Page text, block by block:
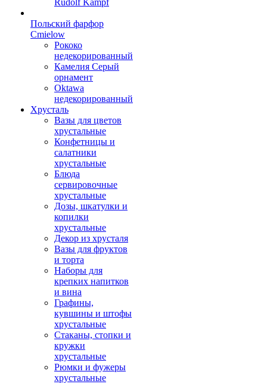
Rudolf Kampf
Польский фарфор
Сmielow
Рококо
недекорированный
Камелия Серый
орнамент
Oktawa
недекорированный
Хрусталь
Вазы для цветов
хрустальные
Конфетницы и
салатники
хрустальные
Блюда
сервировочные
хрустальные
Дозы, шкатулки и
копилки
хрустальные
Декор из хрусталя
Вазы для фруктов
и торта
Наборы для
крепких напитков
и вина
Графины,
кувшины и штофы
хрустальные
Стаканы, стопки и
кружки
хрустальные
Рюмки и фужеры
хрустальные